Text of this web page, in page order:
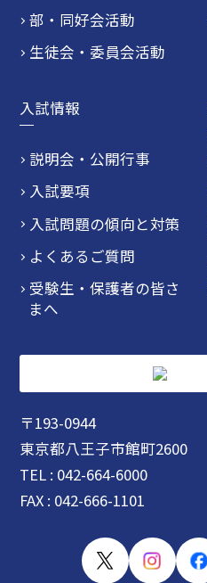
部・同好会活動
生徒会・委員会活動
入試情報
説明会・公開行事
入試要項
入試問題の傾向と対策
よくあるご質問
受験生・保護者の皆さ
まへ
〒193-0944
東京都八王子市館町2600
TEL : 042-664-6000
FAX : 042-666-1101